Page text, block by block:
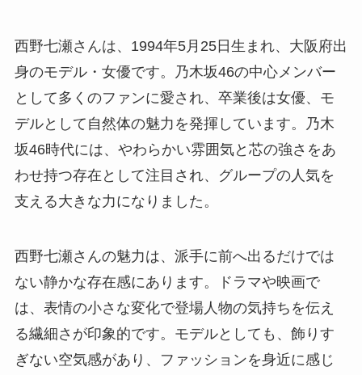
西野七瀬さんは、1994年5月25日生まれ、大阪府出
身のモデル・女優です。乃木坂46の中心メンバー
として多くのファンに愛され、卒業後は女優、モ
デルとして自然体の魅力を発揮しています。乃木
坂46時代には、やわらかい雰囲気と芯の強さをあ
わせ持つ存在として注目され、グループの人気を
支える大きな力になりました。
西野七瀬さんの魅力は、派手に前へ出るだけでは
ない静かな存在感にあります。ドラマや映画で
は、表情の小さな変化で登場人物の気持ちを伝え
る繊細さが印象的です。モデルとしても、飾りす
ぎない空気感があり、ファッションを身近に感じ